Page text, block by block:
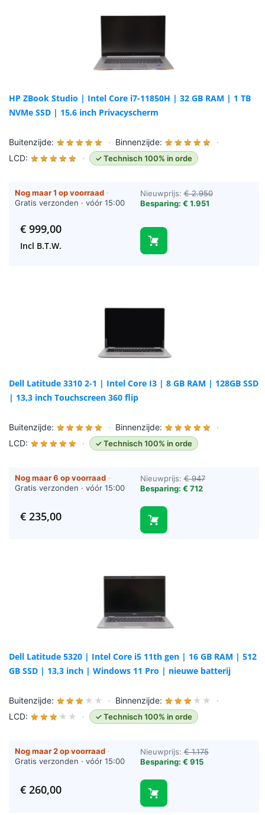
HP ZBook Studio | Intel Core i7-11850H | 32 GB RAM | 1 TB
NVMe SSD | 15.6 inch Privacyscherm
Buitenzijde: ★ ★ ★ ★ ★ · Binnenzijde: ★ ★ ★ ★ ★
·
LCD: ★ ★ ★ ★ ★ · ✓ Technisch 100% in orde
Nog maar 1 op voorraad ·
Gratis verzonden · vóór 15:00
Nieuwprijs:€ 2.950
Besparing: € 1.951
€999,00
Incl B.T.W.
Dell Latitude 3310 2-1 | Intel Core I3 | 8 GB RAM | 128GB SSD
| 13,3 inch Touchscreen 360 flip
Buitenzijde: ★ ★ ★ ★ ★ · Binnenzijde: ★ ★ ★ ★ ★
·
LCD: ★ ★ ★ ★ ★ · ✓ Technisch 100% in orde
Nog maar 6 op voorraad ·
Gratis verzonden · vóór 15:00
Nieuwprijs:€ 947
Besparing: € 712
€235,00
Dell Latitude 5320 | Intel Core i5 11th gen | 16 GB RAM | 512
GB SSD | 13,3 inch | Windows 11 Pro | nieuwe batterij
Buitenzijde: ★ ★ ★ ★ ★ · Binnenzijde: ★ ★ ★ ★ ★
·
LCD: ★ ★ ★ ★ ★ · ✓ Technisch 100% in orde
Nog maar 2 op voorraad ·
Gratis verzonden · vóór 15:00
Nieuwprijs:€ 1.175
Besparing: € 915
€260,00